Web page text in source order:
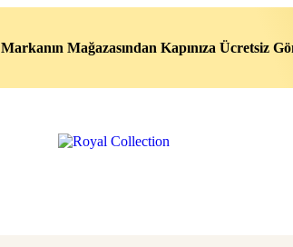
Markanın Mağazasından Kapınıza Ücretsiz